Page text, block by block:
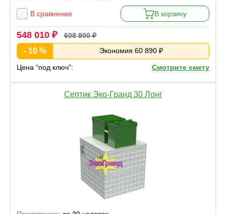
В сравнение В корзину
548 010 ₽ 608 900 ₽
- 10 % Экономия 60 890 ₽
Цена “под ключ”: Смотрите смету
Септик Эко-Гранд 30 Лонг